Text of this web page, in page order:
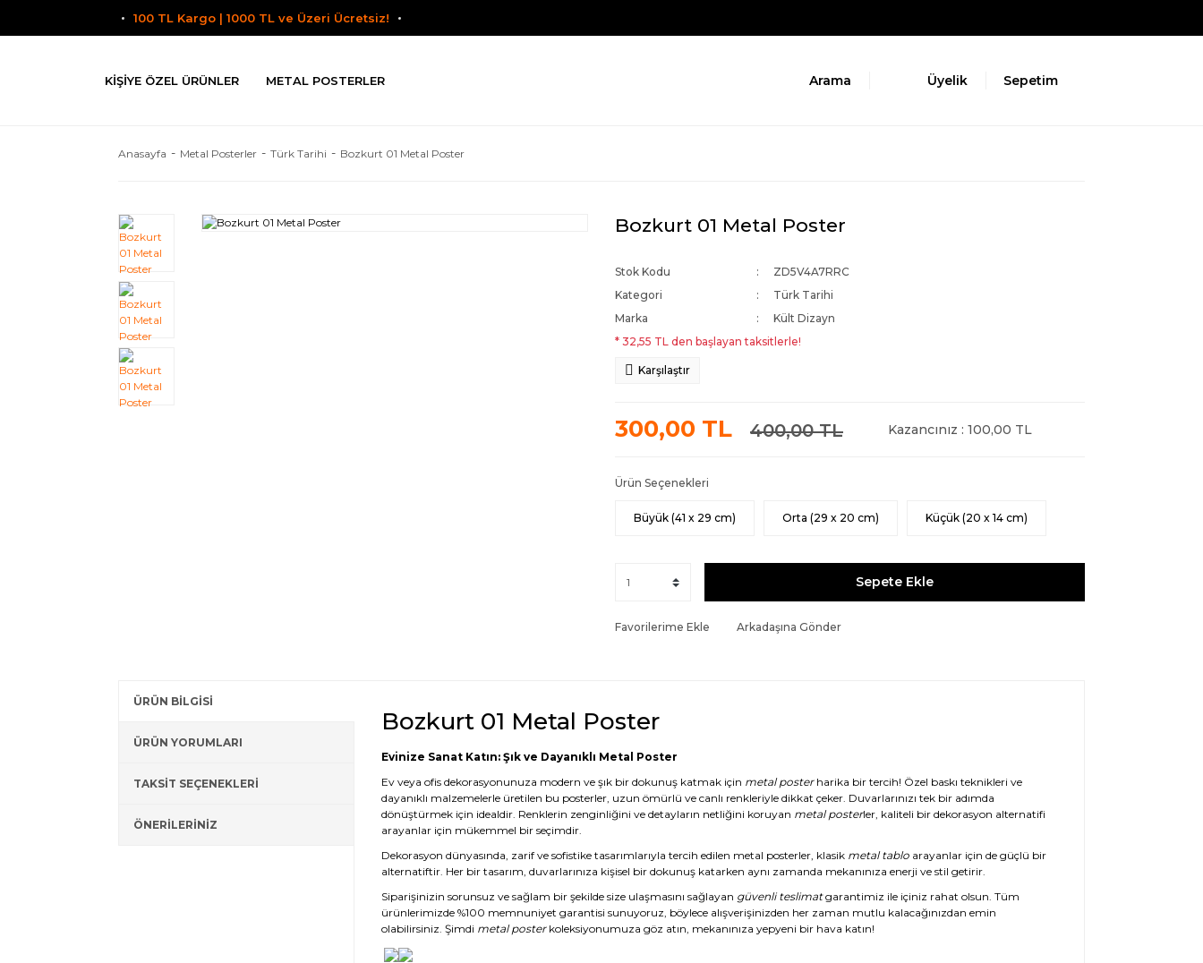
100 TL Kargo | 1000 TL ve Üzeri Ücretsiz!
KIŞIYE ÖZEL ÜRÜNLER METAL POSTERLER Arama Üyelik Sepetim
Anasayfa Metal Posterler Türk Tarihi Bozkurt 01 Metal Poster
Bozkurt 01 Metal Poster
Stok Kodu
ZD5V4A7RRC
Kategori
Türk Tarihi
Marka
Kült Dizayn
* 32,55 TL den başlayan taksitlerle!
Karşılaştır
300,00 TL 400,00 TL Kazancınız : 100,00 TL
Ürün Seçenekleri
Büyük (41 x 29 cm) Orta (29 x 20 cm) Küçük (20 x 14 cm)
Sepete Ekle
Favorilerime Ekle Arkadaşına Gönder
ÜRÜN BİLGİSİ
ÜRÜN YORUMLARI
TAKSİT SEÇENEKLERİ
ÖNERİLERİNİZ
Bozkurt 01 Metal Poster
Evinize Sanat Katın: Şık ve Dayanıklı Metal Poster
Ev veya ofis dekorasyonunuza modern ve şık bir dokunuş katmak için metal posterharika bir tercih! Özel baskı teknikleri ve
dayanıklı malzemelerle üretilen bu posterler, uzun ömürlü ve canlı renkleriyle dikkat çeker. Duvarlarınızı tek bir adımda
dönüştürmek için idealdir. Renklerin zenginliğini ve detayların netliğini koruyan metal posterler, kaliteli bir dekorasyon alternatifi
arayanlar için mükemmel bir seçimdir.
Dekorasyon dünyasında, zarif ve sofistike tasarımlarıyla tercih edilen metal posterler, klasik metal tabloarayanlar için de güçlü bir
alternatiftir. Her bir tasarım, duvarlarınıza kişisel bir dokunuş katarken aynı zamanda mekanınıza enerji ve stil getirir.
Siparişinizin sorunsuz ve sağlam bir şekilde size ulaşmasını sağlayan güvenli teslimatgarantimiz ile içiniz rahat olsun. Tüm
ürünlerimizde %100 memnuniyet garantisi sunuyoruz, böylece alışverişinizden her zaman mutlu kalacağınızdan emin
olabilirsiniz. Şimdi metal posterkoleksiyonumuza göz atın, mekanınıza yepyeni bir hava katın!